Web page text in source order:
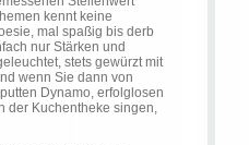
kennt keine
mal spaßig bis derb
nur Stärken und
stets gewürzt mit
wenn Sie dann von
Dynamo, erfolglosen
der Kuchentheke singen,